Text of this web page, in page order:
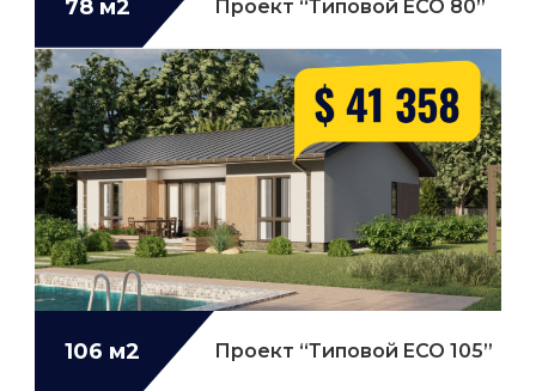
78 м2 Проект “Типовой ECO 80”
106 м2 Проект “Типовой ECO 105”